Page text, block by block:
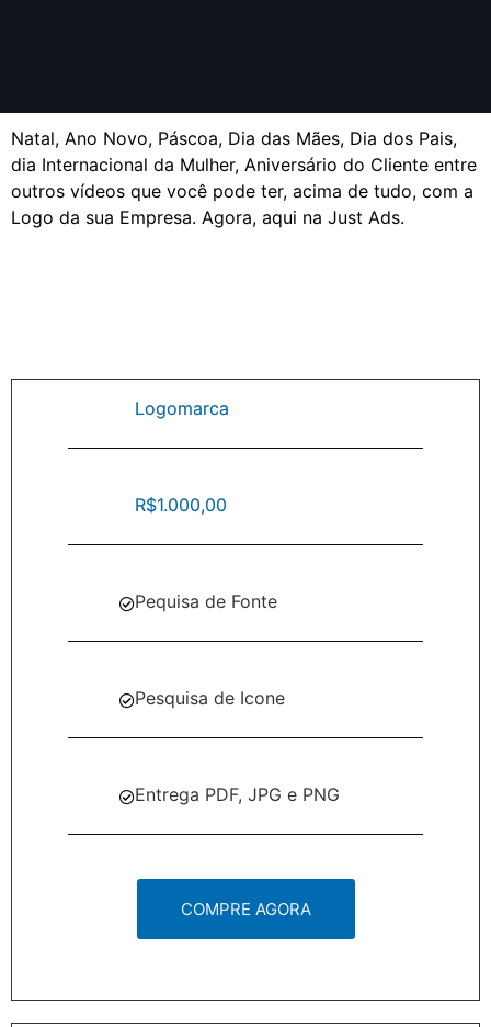
Natal, Ano Novo, Páscoa, Dia das Mães, Dia dos Pais,
dia Internacional da Mulher, Aniversário do Cliente entre
outros vídeos que você pode ter, acima de tudo, com a
Logo da sua Empresa. Agora, aqui na Just Ads.
Logomarca
R$1.000,00
Pequisa de Fonte
Pesquisa de Icone
Entrega PDF, JPG e PNG
COMPRE AGORA